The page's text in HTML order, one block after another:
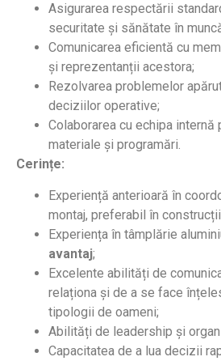
Asigurarea respectării
securitate și sănătate în
Comunicarea eficientă cu
și reprezentanții acestora;
Rezolvarea problemelor
deciziilor operative;
Colaborarea cu echipa internă
materiale și programări.
Cerințe:
Experiență anterioară în
montaj, preferabil în
Experiența în tâmplărie
avantaj;
Excelente abilități de
relaționa și de a se face
tipologii de oameni;
Abilități de leadership și
Capacitatea de a lua decizii